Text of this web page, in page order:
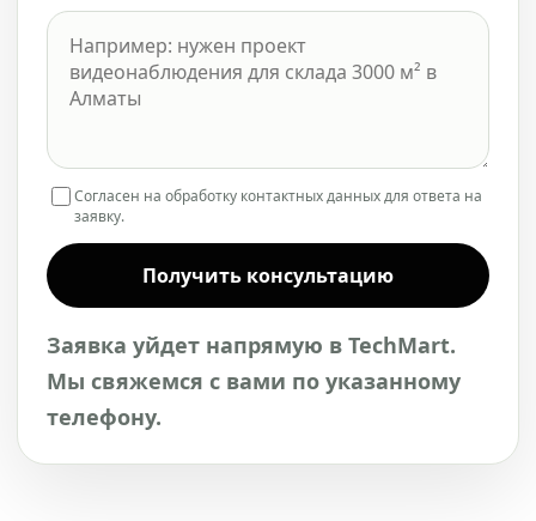
Согласен на обработку контактных данных для ответа на
заявку.
Получить консультацию
Заявка уйдет напрямую в TechMart.
Мы свяжемся с вами по указанному
телефону.